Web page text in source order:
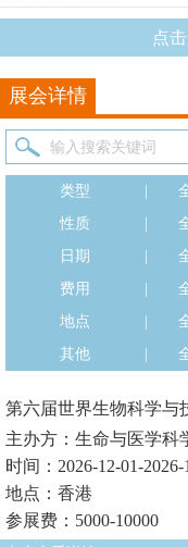
点
展会详情
类型
性质
日期
费用
地点
其他
第六届世界生物科学与
主办方：生命与医学科
时间：2026-12-01-2026-
地点：香港
参展费：5000-10000